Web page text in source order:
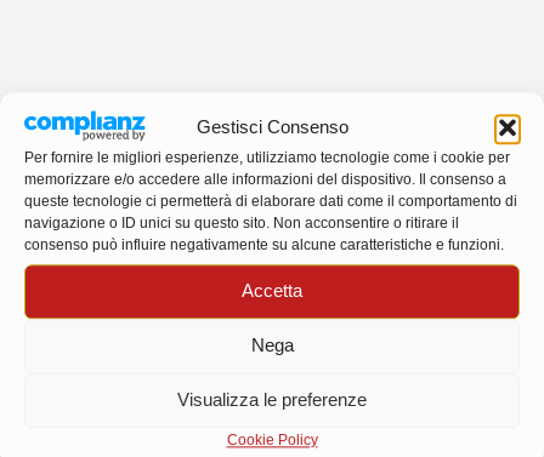
Gestisci Consenso
Per fornire le migliori esperienze, utilizziamo tecnologie come i cookie per
memorizzare e/o accedere alle informazioni del dispositivo. Il consenso a
queste tecnologie ci permetterà di elaborare dati come il comportamento di
navigazione o ID unici su questo sito. Non acconsentire o ritirare il
consenso può influire negativamente su alcune caratteristiche e funzioni.
Accetta
Nega
Visualizza le preferenze
Cookie Policy